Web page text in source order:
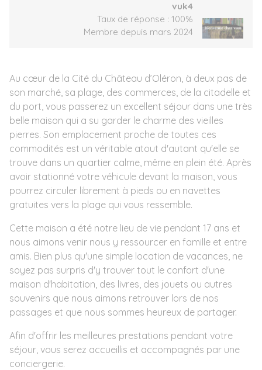
vuk4
Taux de réponse : 100%
Membre depuis mars 2024
Au cœur de la Cité du Château d’Oléron, à deux pas de
son marché, sa plage, des commerces, de la citadelle et
du port, vous passerez un excellent séjour dans une très
belle maison qui a su garder le charme des vieilles
pierres. Son emplacement proche de toutes ces
commodités est un véritable atout d'autant qu'elle se
trouve dans un quartier calme, même en plein été. Après
avoir stationné votre véhicule devant la maison, vous
pourrez circuler librement à pieds ou en navettes
gratuites vers la plage qui vous ressemble.
Cette maison a été notre lieu de vie pendant 17 ans et
nous aimons venir nous y ressourcer en famille et entre
amis. Bien plus qu'une simple location de vacances, ne
soyez pas surpris d'y trouver tout le confort d'une
maison d'habitation, des livres, des jouets ou autres
souvenirs que nous aimons retrouver lors de nos
passages et que nous sommes heureux de partager.
Afin d'offrir les meilleures prestations pendant votre
séjour, vous serez accueillis et accompagnés par une
conciergerie.